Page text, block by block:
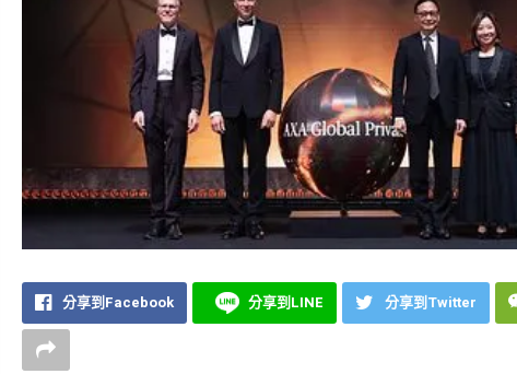
分享到Facebook 分享到LINE 分享到Twitter